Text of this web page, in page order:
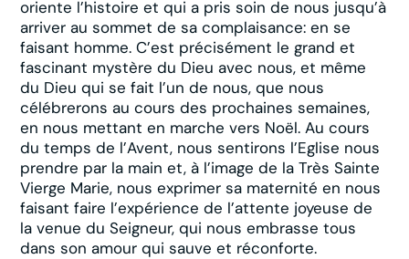
oriente l’histoire et qui a pris soin de nous jusqu’à
arriver au sommet de sa complaisance: en se
faisant homme. C’est précisément le grand et
fascinant mystère du Dieu avec nous, et même
du Dieu qui se fait l’un de nous, que nous
célébrerons au cours des prochaines semaines,
en nous mettant en marche vers Noël. Au cours
du temps de l’Avent, nous sentirons l’Eglise nous
prendre par la main et, à l’image de la Très Sainte
Vierge Marie, nous exprimer sa maternité en nous
faisant faire l’expérience de l’attente joyeuse de
la venue du Seigneur, qui nous embrasse tous
dans son amour qui sauve et réconforte.